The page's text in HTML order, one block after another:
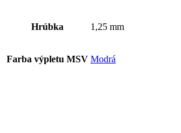
Hrúbka 1,25 mm
Farba výpletu MSV Modrá